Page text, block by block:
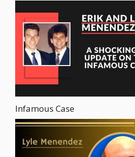
Infamous Case